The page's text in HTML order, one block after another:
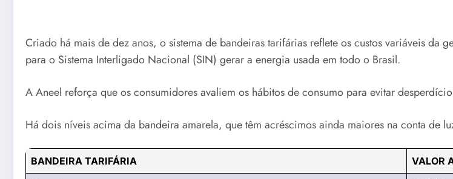
Criado há mais de dez anos, o sistema de bandeiras tarifárias reflete os custos variáveis da
para o Sistema Interligado Nacional (SIN) gerar a energia usada em todo o Brasil.
A Aneel reforça que os consumidores avaliem os hábitos de consumo para evitar
Há dois níveis acima da bandeira amarela, que têm acréscimos ainda maiores na conta de
BANDEIRA TARIFÁRIA VALOR